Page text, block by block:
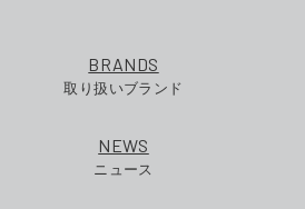
BRANDS
取り扱いブランド
NEWS
ニュース